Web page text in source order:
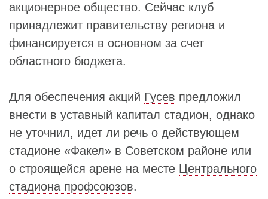
акционерное общество. Сейчас клуб
принадлежит правительству региона и
финансируется в основном за счет
областного бюджета.
Для обеспечения акций Гусев предложил
внести в уставный капитал стадион, однако
не уточнил, идет ли речь о действующем
стадионе «Факел» в Советском районе или
о строящейся арене на месте Центрального
стадиона профсоюзов.